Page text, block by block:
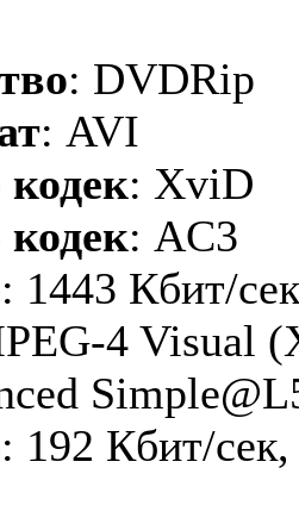
: DVDRip
: AVI
: XviD
: AC3
: 1443 Кбит/
4 Visual
: 192 Кбит/